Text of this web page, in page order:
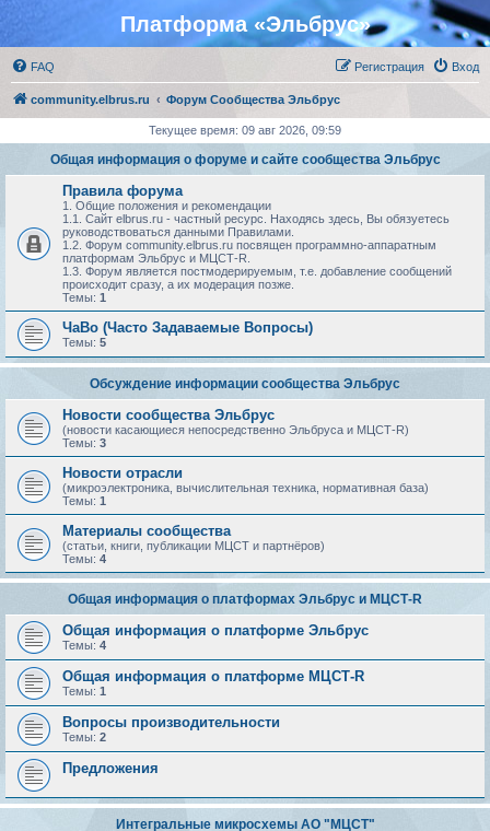
Платформа «Эльбрус»
FAQ Вход
Регистрация
community.elbrus.ru Форум Сообщества Эльбрус
Текущее время: 09 авг 2026, 09:59
Общая информация о форуме и сайте сообщества Эльбрус
Правила форума
1. Общие положения и рекомендации
1.1. Сайт elbrus.ru - частный ресурс. Находясь здесь, Вы обязуетесь
руководствоваться данными Правилами.
1.2. Форум community.elbrus.ru посвящен программно-аппаратным
платформам Эльбрус и МЦСТ-R.
1.3. Форум является постмодерируемым, т.е. добавление сообщений
происходит сразу, а их модерация позже.
Темы: 1
ЧаВо (Часто Задаваемые Вопросы)
Темы: 5
Обсуждение информации сообщества Эльбрус
Новости сообщества Эльбрус
(новости касающиеся непосредственно Эльбруса и МЦСТ-R)
Темы: 3
Новости отрасли
(микроэлектроника, вычислительная техника, нормативная база)
Темы: 1
Материалы сообщества
(статьи, книги, публикации МЦСТ и партнёров)
Темы: 4
Общая информация о платформах Эльбрус и МЦСТ-R
Общая информация о платформе Эльбрус
Темы: 4
Общая информация о платформе МЦСТ-R
Темы: 1
Вопросы производительности
Темы: 2
Предложения
Интегральные микросхемы АО "МЦСТ"